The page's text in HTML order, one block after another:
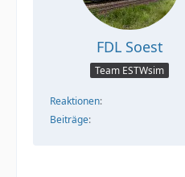
FDL Soest
Team ESTWsim
Reaktionen
Beiträge